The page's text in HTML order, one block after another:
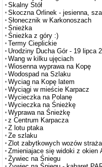
Skalny Stół
Skoczna Orlinek - jesienna,
Słonecznik w Karkonoszach
Śnieżka
Śnieżka z góry :)
Termy Cieplickie
Urodziny Ducha Gór - 19 lipca
Wang w kilku ujęciach
Wiosenna wyprawa na Kopę
Wodospad na Szlaku
Wyciag na Kopę latem
Wyciągi w mieście Karpacz
Wycieczka na Polanę
Wycieczka na Śnieżkę
Wyprawa na Śnieżkę
z Centrum Karpacza
Z lotu ptaka
Ze szlaku
Zlot zabytkowych wozów
Zmieniajace się widoki z okien
Żywiec na Śniegu